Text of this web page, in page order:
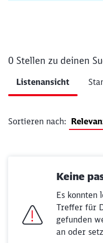
0 Stellen zu deinen
Listenansicht
Sortieren nach:
Keine
Es konnten
Treffer für
gefunden
an oder